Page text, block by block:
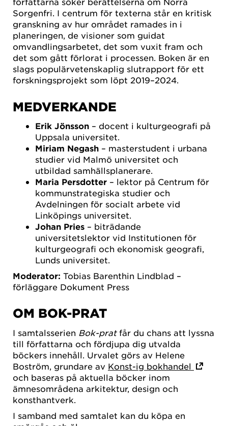
Sorgenfri. I centrum för texterna står en kritisk
granskning av hur området ramades in i
planeringen, de visioner som guidat
omvandlingsarbetet, det som vuxit fram och
det som gått förlorat i processen. Boken är en
slags populärvetenskaplig slutrapport för ett
forskningsprojekt som löpt 2019–2024.
MEDVERKANDE
Erik Jönsson – docent i kulturgeografi på
Uppsala universitet.
Miriam Negash – masterstudent i urbana
studier vid Malmö universitet och
utbildad samhällsplanerare.
Maria Persdotter – lektor på Centrum för
kommunstrategiska studier och
Avdelningen för socialt arbete vid
Linköpings universitet.
Johan Pries – biträdande
universitetslektor vid Institutionen för
kulturgeografi och ekonomisk geografi,
Lunds universitet.
Moderator: Tobias Barenthin Lindblad –
förläggare Dokument Press
OM BOK-PRAT
I samtalsserien Bok-pratfår du chans att lyssna
till författarna och fördjupa dig utvalda
böckers innehåll. Urvalet görs av Helene
Boström, grundare av Konst-ig bokhandel
och baseras på aktuella böcker inom
ämnesområdena arkitektur, design och
konsthantverk.
I samband med samtalet kan du köpa en